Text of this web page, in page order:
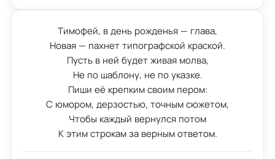
Тимофей, в день рожденья — глава,
Новая — пахнет типографской краской.
Пусть в ней будет живая молва,
Не по шаблону, не по указке.
Пиши её крепким своим пером:
С юмором, дерзостью, точным сюжетом,
Чтобы каждый вернулся потом
К этим строкам за верным ответом.